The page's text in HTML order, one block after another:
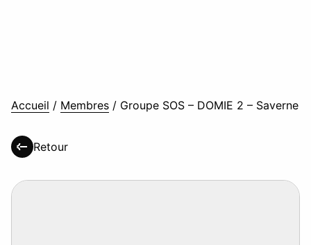
Accueil / Membres / Groupe SOS – DOMIE 2 – Saverne
Retour